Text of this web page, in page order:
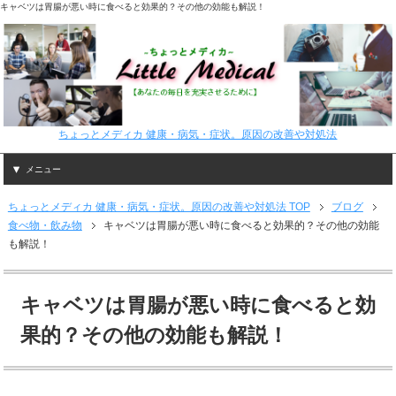
キャベツは胃腸が悪い時に食べると効果的？その他の効能も解説！
ちょっとメディカ 健康・病気・症状。原因の改善や対処法
メニュー
ちょっとメディカ 健康・病気・症状。原因の改善や対処法 TOP
ブログ
食べ物・飲み物
キャベツは胃腸が悪い時に食べると効果的？その他の効能
も解説！
キャベツは胃腸が悪い時に食べると効
果的？その他の効能も解説！